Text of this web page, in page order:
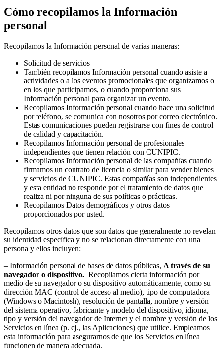
Cómo recopilamos la Información
personal
Recopilamos la Información personal de varias maneras:
Solicitud de servicios
También recopilamos Información personal cuando asiste a
actividades o a los eventos promocionales que organizamos o
en los que participamos, o cuando proporciona sus
Información personal para organizar un evento.
Recopilamos Información personal cuando hace una solicitud
por teléfono, se comunica con nosotros por correo electrónico.
Estas comunicaciones pueden registrarse con fines de control
de calidad y capacitación.
Recopilamos Información personal de profesionales
independientes que tienen relación con CUNIPIC.
Recopilamos Información personal de las compañías cuando
firmamos un contrato de licencia o similar para vender bienes
y servicios de CUNIPIC. Estas compañías son independientes
y esta entidad no responde por el tratamiento de datos que
realiza ni por ninguna de sus políticas o prácticas.
Recopilamos Datos demográficos y otros datos
proporcionados por usted.
Recopilamos otros datos que son datos que generalmente no revelan
su identidad específica y no se relacionan directamente con una
persona y ellos incluyen:
– Información personal de bases de datos públicas, A través de su
navegador o dispositivo. Recopilamos cierta información por
medio de su navegador o su dispositivo automáticamente, como su
dirección MAC (control de acceso al medio), tipo de computadora
(Windows o Macintosh), resolución de pantalla, nombre y versión
del sistema operativo, fabricante y modelo del dispositivo, idioma,
tipo y versión del navegador de Internet y el nombre y versión de los
Servicios en línea (p. ej., las Aplicaciones) que utilice. Empleamos
esta información para asegurarnos de que los Servicios en línea
funcionen de manera adecuada.